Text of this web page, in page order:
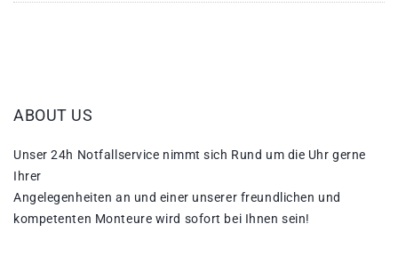
ABOUT US
Unser 24h Notfallservice nimmt sich Rund um die Uhr gerne
Ihrer
Angelegenheiten an und einer unserer freundlichen und
kompetenten Monteure wird sofort bei Ihnen sein!